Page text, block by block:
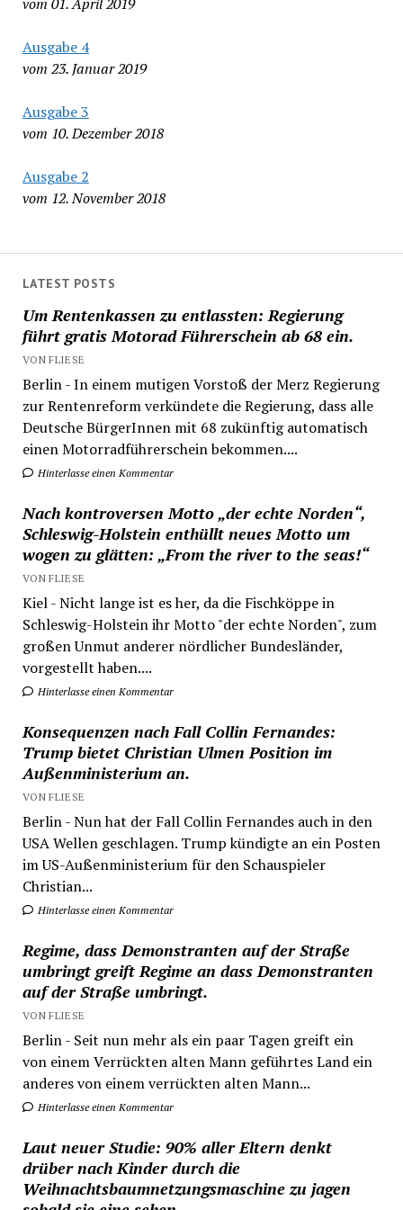
vom 01. April 2019
Ausgabe 4
vom 23. Januar 2019
Ausgabe 3
vom 10. Dezember 2018
Ausgabe 2
vom 12. November 2018
LATEST POSTS
Um Rentenkassen zu entlassten: Regierung
führt gratis Motorad Führerschein ab 68 ein.
VON FLIESE
Berlin - In einem mutigen Vorstoß der Merz Regierung
zur Rentenreform verkündete die Regierung, dass alle
Deutsche BürgerInnen mit 68 zukünftig automatisch
einen Motorradführerschein bekommen....
Hinterlasse einen Kommentar
Nach kontroversen Motto „der echte Norden“,
Schleswig-Holstein enthüllt neues Motto um
wogen zu glätten: „From the river to the seas!“
VON FLIESE
Kiel - Nicht lange ist es her, da die Fischköppe in
Schleswig-Holstein ihr Motto "der echte Norden", zum
großen Unmut anderer nördlicher Bundesländer,
vorgestellt haben....
Hinterlasse einen Kommentar
Konsequenzen nach Fall Collin Fernandes:
Trump bietet Christian Ulmen Position im
Außenministerium an.
VON FLIESE
Berlin - Nun hat der Fall Collin Fernandes auch in den
USA Wellen geschlagen. Trump kündigte an ein Posten
im US-Außenministerium für den Schauspieler
Christian...
Hinterlasse einen Kommentar
Regime, dass Demonstranten auf der Straße
umbringt greift Regime an dass Demonstranten
auf der Straße umbringt.
VON FLIESE
Berlin - Seit nun mehr als ein paar Tagen greift ein
von einem Verrückten alten Mann geführtes Land ein
anderes von einem verrückten alten Mann...
Hinterlasse einen Kommentar
Laut neuer Studie: 90% aller Eltern denkt
drüber nach Kinder durch die
Weihnachtsbaumnetzungsmaschine zu jagen